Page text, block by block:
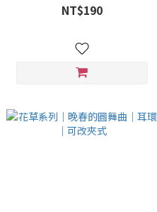
NT$190